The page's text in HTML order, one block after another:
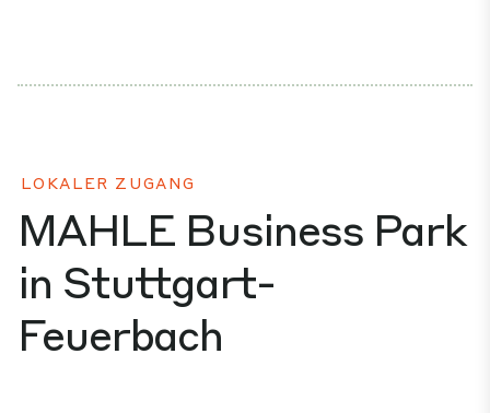
LOKALER ZUGANG
MAHLE Business Park
in Stuttgart-
Feuerbach